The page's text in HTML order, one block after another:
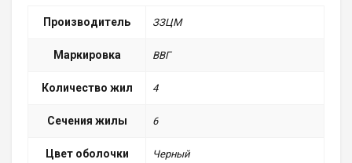
Производитель ЗЗЦМ
Маркировка ВВГ
Количество жил 4
Сечения жилы 6
Цвет оболочки Черный